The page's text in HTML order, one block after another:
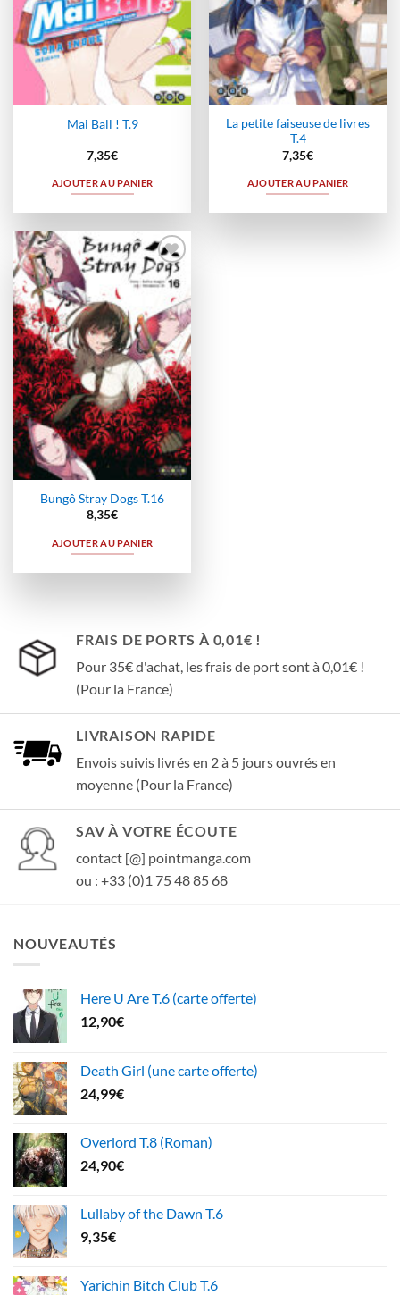
Mai Ball ! T.9
7,35€
AJOUTER AU PANIER
La petite faiseuse de livres
T.4
7,35€
AJOUTER AU PANIER
Ajouter
à la
wishlist
Bungô Stray Dogs T.16
8,35€
AJOUTER AU PANIER
FRAIS DE PORTS À 0,01€ !
Pour 35€ d'achat, les frais de port sont à 0,01€ !
(Pour la France)
LIVRAISON RAPIDE
Envois suivis livrés en 2 à 5 jours ouvrés en
moyenne (Pour la France)
SAV À VOTRE ÉCOUTE
contact [@] pointmanga.com
ou : +33 (0)1 75 48 85 68
NOUVEAUTÉS
Here U Are T.6 (carte offerte)
12,90€
Death Girl (une carte offerte)
24,99€
Overlord T.8 (Roman)
24,90€
Lullaby of the Dawn T.6
9,35€
Yarichin Bitch Club T.6